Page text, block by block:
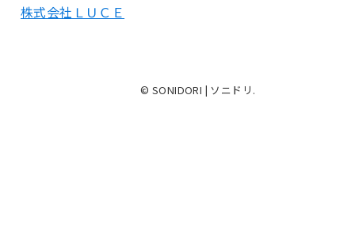
株式会社ＬＵＣＥ
© SONIDORI | ソニドリ.